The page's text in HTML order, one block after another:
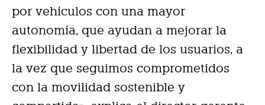
por vehículos con una mayor
autonomía, que ayudan a mejorar la
flexibilidad y libertad de los usuarios, a
la vez que seguimos comprometidos
con la movilidad sostenible y